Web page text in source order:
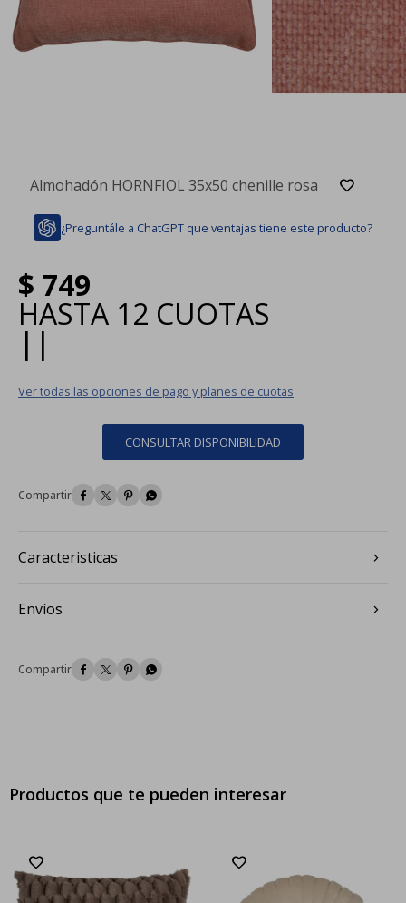
Almohadón HORNFIOL 35x50 chenille rosa
¿Preguntále a ChatGPT que ventajas tiene este producto?
$ 749
HASTA 12 CUOTAS
| |
Ver todas las opciones de pago y planes de cuotas
CONSULTAR DISPONIBILIDAD
   
Caracteristicas
Envíos
   
Productos que te pueden interesar